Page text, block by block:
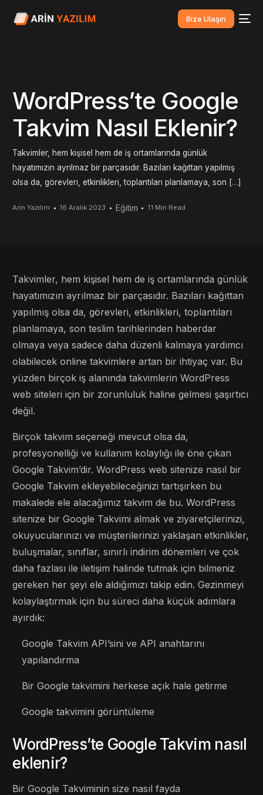
Bize Ulaşın
WordPress’te Google
Takvim Nasıl Eklenir?
Takvimler, hem kişisel hem de iş ortamlarında günlük
hayatımızın ayrılmaz bir parçasıdır. Bazıları kağıttan yapılmış
olsa da, görevleri, etkinlikleri, toplantıları planlamaya, son […]
Arin Yazılım 16 Aralık 2023 Eğitim 11 Min Read
Takvimler, hem kişisel hem de iş ortamlarında günlük
hayatımızın ayrılmaz bir parçasıdır. Bazıları kağıttan
yapılmış olsa da, görevleri, etkinlikleri, toplantıları
planlamaya, son teslim tarihlerinden haberdar
olmaya veya sadece daha düzenli kalmaya yardımcı
olabilecek online takvimlere artan bir ihtiyaç var. Bu
yüzden birçok iş alanında takvimlerin WordPress
web siteleri için bir zorunluluk haline gelmesi şaşırtıcı
değil.
Birçok takvim seçeneği mevcut olsa da,
profesyonelliği ve kullanım kolaylığı ile öne çıkan
Google Takvim’dir. WordPress web sitenize nasıl bir
Google Takvim ekleyebileceğinizi tartışırken bu
makalede ele alacağımız takvim de bu. WordPress
sitenize bir Google Takvimi almak ve ziyaretçilerinizi,
okuyucularınızı ve müşterilerinizi yaklaşan etkinlikler,
buluşmalar, sınıflar, sınırlı indirim dönemleri ve çok
daha fazlası ile iletişim halinde tutmak için bilmeniz
gereken her şeyi ele aldığımızı takip edin. Gezinmeyi
kolaylaştırmak için bu süreci daha küçük adımlara
ayırdık:
Google Takvim API’sini ve API anahtarını
yapılandırma
Bir Google takvimini herkese açık hale getirme
Google takvimini görüntüleme
WordPress’te Google Takvim nasıl
eklenir?
Bir Google Takviminin size nasıl fayda